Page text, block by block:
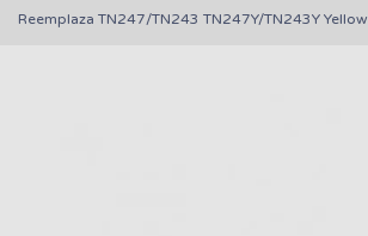
Reemplaza TN247/TN243 TN247Y/TN243Y Yellow